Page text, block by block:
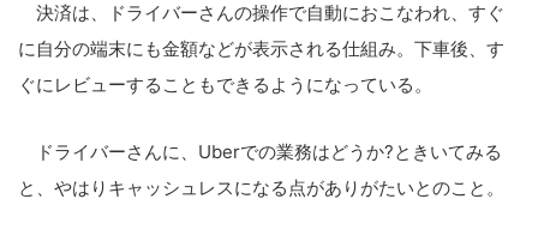
決済は、ドライバーさんの操作で自動におこなわれ、すぐ
に自分の端末にも金額などが表示される仕組み。下車後、す
ぐにレビューすることもできるようになっている。
ドライバーさんに、Uberでの業務はどうか?ときいてみる
と、やはりキャッシュレスになる点がありがたいとのこと。